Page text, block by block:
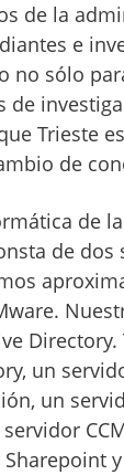
de la
e
no sólo
de
Trieste
de
de
de dos
Directory.
un
un